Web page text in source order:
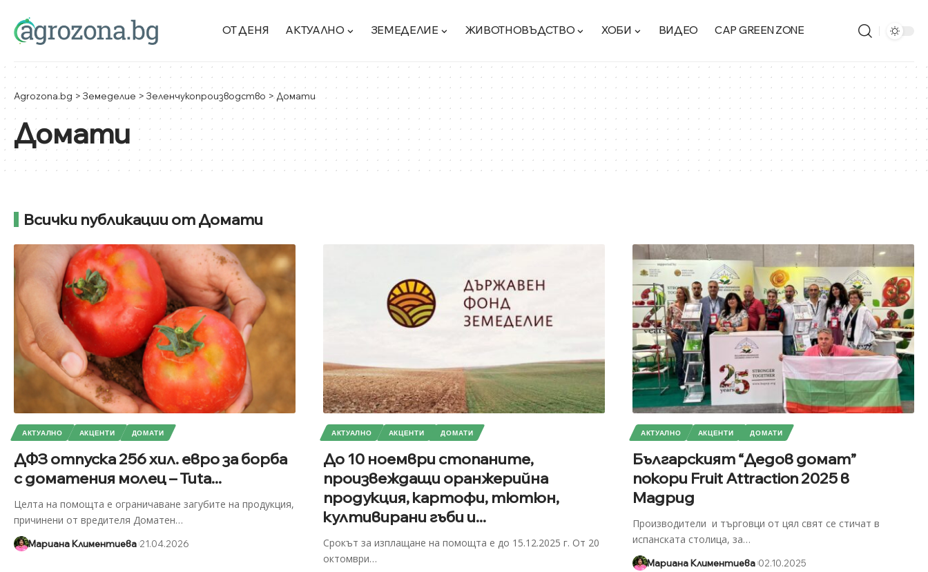
ОТ ДЕНЯ АКТУАЛНО ЗЕМЕДЕЛИЕ ЖИВОТНОВЪДСТВО ХОБИ ВИДЕО CAP GREEN ZONE
Agrozona.bg > Земеделие > Зеленчукопроизводство > Домати
Домати
Всички публикации от Домати
АКТУАЛНО АКЦЕНТИ ДОМАТИ
ДФЗ отпуска 256 хил. евро за борба
с доматения молец – Tuta...
Целта на помощта е ограничаване загубите на продукция,
причинени от вредителя Доматен…
Мариана Климентиева 21.04.2026
АКТУАЛНО АКЦЕНТИ ДОМАТИ
До 10 ноември стопаните,
произвеждащи оранжерийна
продукция, картофи, тютюн,
култивирани гъби и...
Срокът за изплащане на помощта е до 15.12.2025 г. От 20
октомври…
АКТУАЛНО АКЦЕНТИ ДОМАТИ
Българският “Дедов домат”
покори Fruit Attraction 2025 в
Мадрид
Производители и търговци от цял свят се стичат в
испанската столица, за…
Мариана Климентиева 02.10.2025